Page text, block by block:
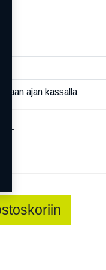
ajan kassalla
XL